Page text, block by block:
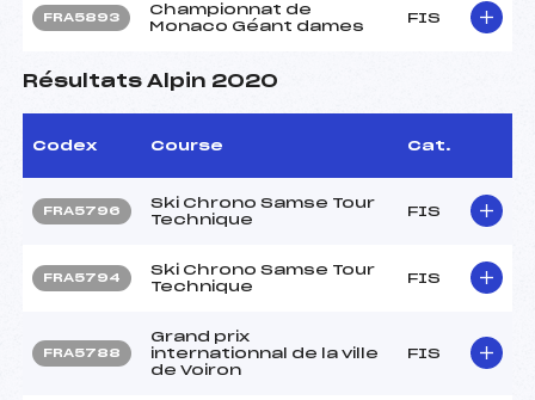
FRA5893
Championnat de
Monaco Géant dames
FIS
Résultats Alpin 2020
Codex Course Cat.
FRA5796
Ski Chrono Samse Tour
Technique
FIS
FRA5794
Ski Chrono Samse Tour
Technique
FIS
FRA5788
Grand prix
internationnal de la ville
de Voiron
FIS